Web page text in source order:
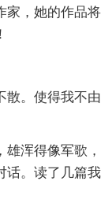
家，她的作品将
散。使得我不由
浑得像军歌，
话。读了几篇我